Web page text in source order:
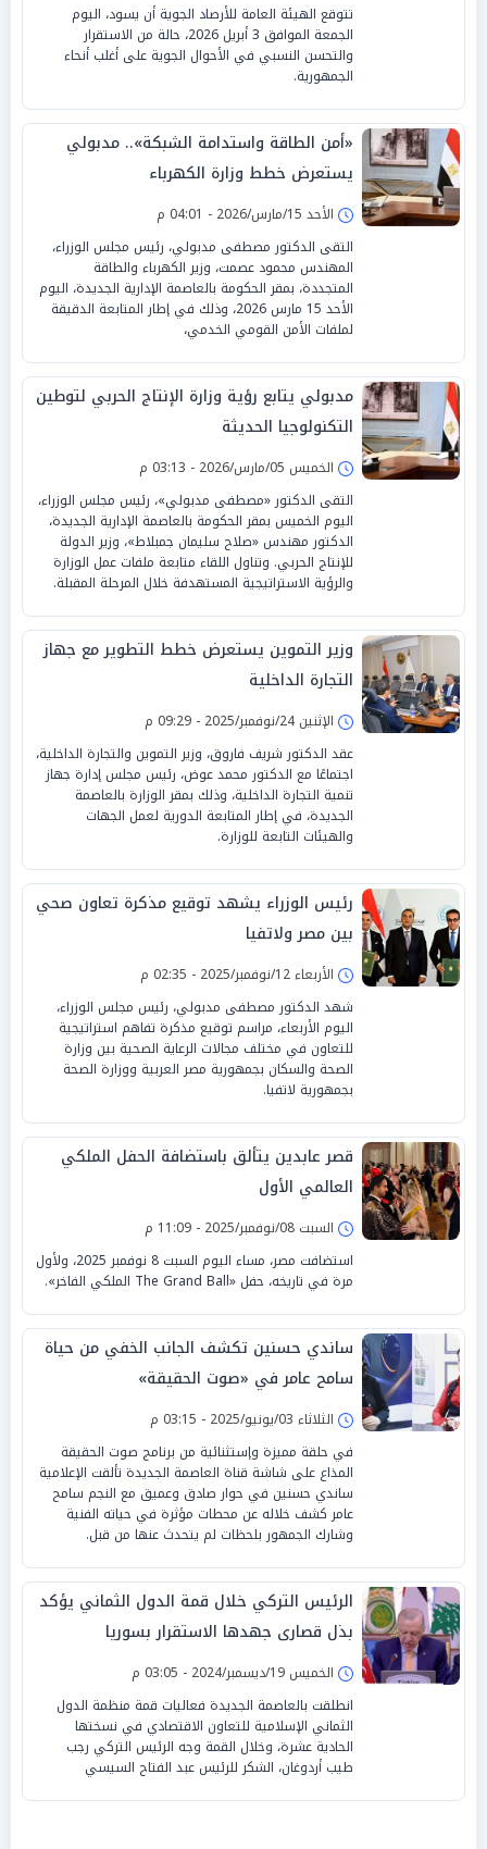
تتوقع الهيئة العامة للأرصاد الجوية أن يسود، اليوم
الجمعة الموافق 3 أبريل 2026، حالة من الاستقرار
والتحسن النسبي في الأحوال الجوية على أغلب أنحاء
الجمهورية.
«أمن الطاقة واستدامة الشبكة».. مدبولي
يستعرض خطط وزارة الكهرباء
الأحد 15/مارس/2026 - 04:01 م
التقى الدكتور مصطفى مدبولي، رئيس مجلس الوزراء،
المهندس محمود عصمت، وزير الكهرباء والطاقة
المتجددة، بمقر الحكومة بالعاصمة الإدارية الجديدة، اليوم
الأحد 15 مارس 2026، وذلك في إطار المتابعة الدقيقة
لملفات الأمن القومي الخدمي،
مدبولي يتابع رؤية وزارة الإنتاج الحربي لتوطين
التكنولوجيا الحديثة
الخميس 05/مارس/2026 - 03:13 م
التقى الدكتور «مصطفى مدبولي»، رئيس مجلس الوزراء،
اليوم الخميس بمقر الحكومة بالعاصمة الإدارية الجديدة،
الدكتور مهندس «صلاح سليمان جمبلاط»، وزير الدولة
للإنتاج الحربي. وتناول اللقاء متابعة ملفات عمل الوزارة
والرؤية الاستراتيجية المستهدفة خلال المرحلة المقبلة.
وزير التموين يستعرض خطط التطوير مع جهاز
التجارة الداخلية
الإثنين 24/نوفمبر/2025 - 09:29 م
عقد الدكتور شريف فاروق، وزير التموين والتجارة الداخلية،
اجتماعًا مع الدكتور محمد عوض، رئيس مجلس إدارة جهاز
تنمية التجارة الداخلية، وذلك بمقر الوزارة بالعاصمة
الجديدة، في إطار المتابعة الدورية لعمل الجهات
والهيئات التابعة للوزارة.
رئيس الوزراء يشهد توقيع مذكرة تعاون صحي
بين مصر ولاتفيا
الأربعاء 12/نوفمبر/2025 - 02:35 م
شهد الدكتور مصطفى مدبولي، رئيس مجلس الوزراء،
اليوم الأربعاء، مراسم توقيع مذكرة تفاهم استراتيجية
للتعاون في مختلف مجالات الرعاية الصحية بين وزارة
الصحة والسكان بجمهورية مصر العربية ووزارة الصحة
بجمهورية لاتفيا.
قصر عابدين يتألق باستضافة الحفل الملكي
العالمي الأول
السبت 08/نوفمبر/2025 - 11:09 م
استضافت مصر، مساء اليوم السبت 8 نوفمبر 2025، ولأول
مرة في تاريخه، حفل «The Grand Ball الملكي الفاخر».
ساندي حسنين تكشف الجانب الخفي من حياة
سامح عامر في «صوت الحقيقة»
الثلاثاء 03/يونيو/2025 - 03:15 م
في حلقة مميزة وإستثنائية من برنامج صوت الحقيقة
المذاع على شاشة قناة العاصمة الجديدة تألقت الإعلامية
ساندي حسنين في حوار صادق وعميق مع النجم سامح
عامر كشف خلاله عن محطات مؤثرة في حياته الفنية
وشارك الجمهور بلحظات لم يتحدث عنها من قبل.
الرئيس التركي خلال قمة الدول الثماني يؤكد
بذل قصارى جهدها الاستقرار بسوريا
الخميس 19/ديسمبر/2024 - 03:05 م
انطلقت بالعاصمة الجديدة فعاليات قمة منظمة الدول
الثماني الإسلامية للتعاون الاقتصادي في نسختها
الحادية عشرة، وخلال القمة وجه الرئيس التركي رجب
طيب أردوغان، الشكر للرئيس عبد الفتاح السيسي